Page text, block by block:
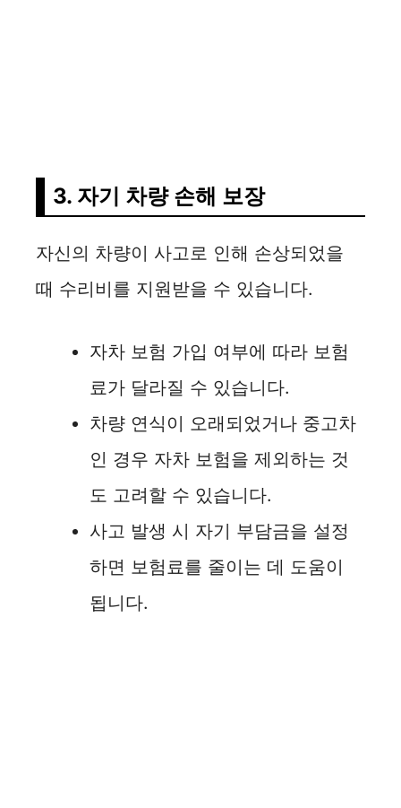
3. 자기 차량 손해 보장
자신의 차량이 사고로 인해 손상되었을
때 수리비를 지원받을 수 있습니다.
자차 보험 가입 여부에 따라 보험
료가 달라질 수 있습니다.
차량 연식이 오래되었거나 중고차
인 경우 자차 보험을 제외하는 것
도 고려할 수 있습니다.
사고 발생 시 자기 부담금을 설정
하면 보험료를 줄이는 데 도움이
됩니다.